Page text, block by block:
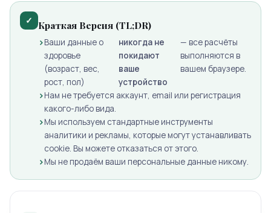
✓ Краткая Версия (TL;DR)
Ваши данные о
здоровье
(возраст, вес,
рост, пол)
никогда не
покидают
ваше
устройство
— все расчёты
выполняются в
вашем браузере.
Нам не требуется аккаунт, email или регистрация
какого-либо вида.
Мы используем стандартные инструменты
аналитики и рекламы, которые могут устанавливать
cookie. Вы можете отказаться от этого.
Мы не продаём ваши персональные данные никому.